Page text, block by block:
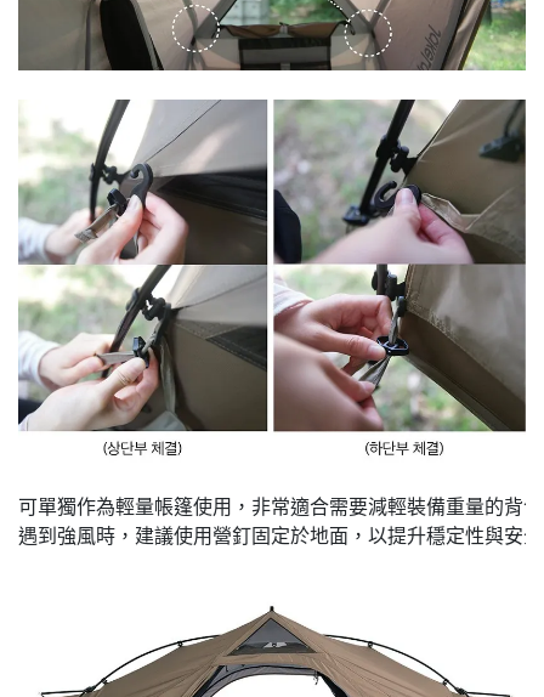
可單獨作為輕量帳篷使用，非常適合需要減輕裝備重量的背